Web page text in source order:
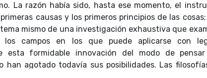
La razón había sido, hasta ese momento, el
causas y los primeros principios de las
mismo de una investigación exhaustiva que
campos en los que puede aplicarse con
esta formidable innovación del modo de
han agotado todavía sus posibilidades. Las